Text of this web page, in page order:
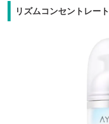
リズムコンセントレー